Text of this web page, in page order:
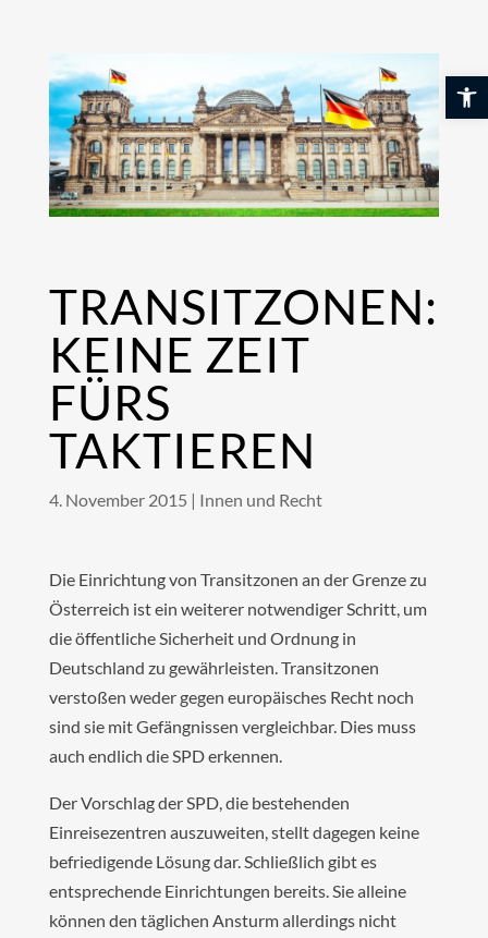
TRANSITZONEN:
KEINE ZEIT
FÜRS
TAKTIEREN
4. November 2015 | Innen und Recht
Die Einrichtung von Transitzonen an der Grenze zu
Österreich ist ein weiterer notwendiger Schritt, um
die öffentliche Sicherheit und Ordnung in
Deutschland zu gewährleisten. Transitzonen
verstoßen weder gegen europäisches Recht noch
sind sie mit Gefängnissen vergleichbar. Dies muss
auch endlich die SPD erkennen.
Der Vorschlag der SPD, die bestehenden
Einreisezentren auszuweiten, stellt dagegen keine
befriedigende Lösung dar. Schließlich gibt es
entsprechende Einrichtungen bereits. Sie alleine
können den täglichen Ansturm allerdings nicht